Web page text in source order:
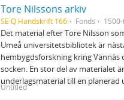
Tore Nilssons arkiv
SE Q Handskrift 166 Fonds
Det material efter Tore Nilsson
Umeå universitetsbibliotek är
hembygdsforskning kring Vännäs
socken. En stor del av materialet
underlagsmaterial till en planerad
Untitled